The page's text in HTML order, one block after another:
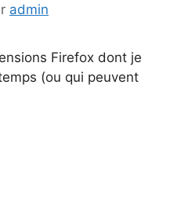
admin
Firefox dont je
(ou qui peuvent